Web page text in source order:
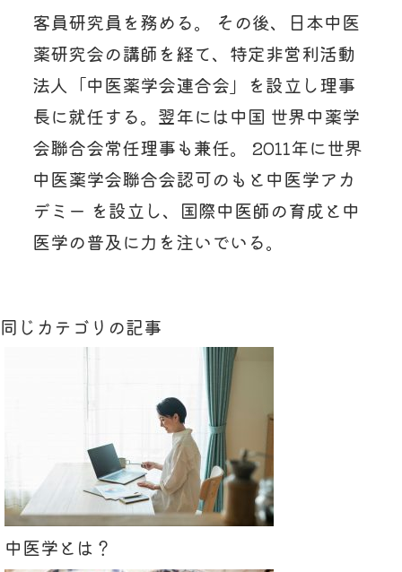
客員研究員を務める。 その後、日本中医
薬研究会の講師を経て、特定非営利活動
法人「中医薬学会連合会」を設立し理事
長に就任する。翌年には中国 世界中薬学
会聯合会常任理事も兼任。 2011年に世界
中医薬学会聯合会認可のもと中医学アカ
デミー を設立し、国際中医師の育成と中
医学の普及に力を注いでいる。
同じカテゴリの記事
中医学とは？